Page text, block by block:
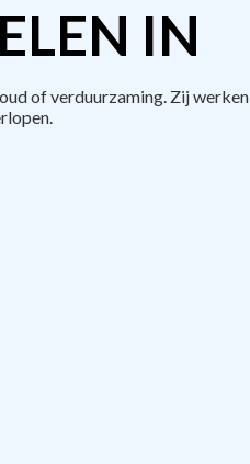
IN
of verduurzaming. Zij werken